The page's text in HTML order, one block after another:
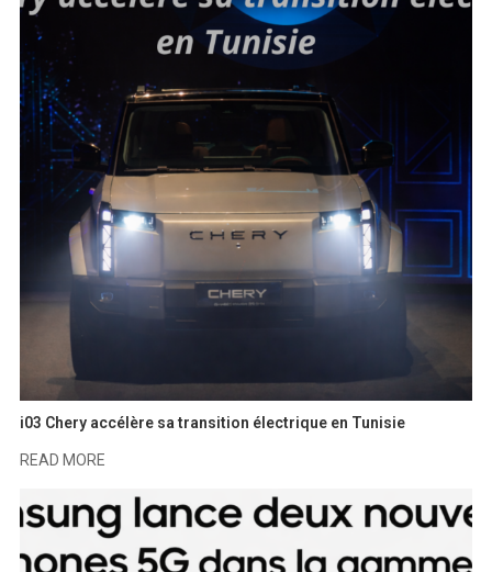
i03 Chery accélère sa transition électrique en Tunisie
READ MORE